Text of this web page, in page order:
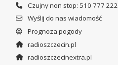
Czujny non stop: 510 777 222
Wyślij do nas wiadomość
Prognoza pogody
radioszczecin.pl
radioszczecinextra.pl